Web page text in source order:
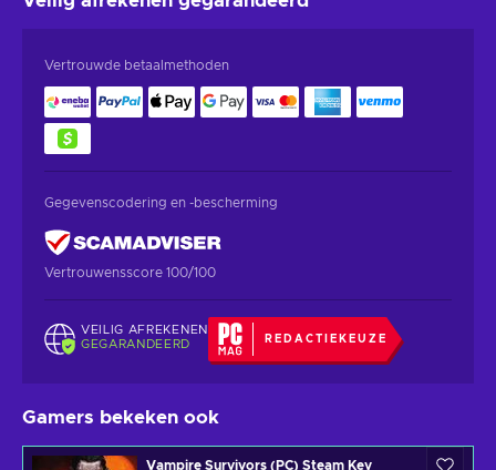
Vertrouwde betaalmethoden
Gegevenscodering en -bescherming
Vertrouwensscore 100/100
VEILIG AFREKENEN
GEGARANDEERD
REDACTIEKEUZE
Gamers bekeken ook
Vampire Survivors (PC) Steam Key